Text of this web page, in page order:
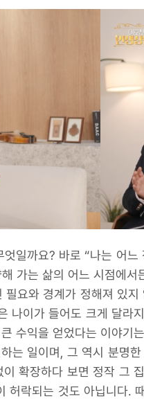
일까요? 바로 “나는 어
가는 삶의 어느 시점에
요와 경계가 정해져 있
나이가 들어도 크게 달
수익을 얻었다는 이야기
는 일이며, 그 역시 분명
확장하다 보면 정작 그
락되는 것도 아닙니다.